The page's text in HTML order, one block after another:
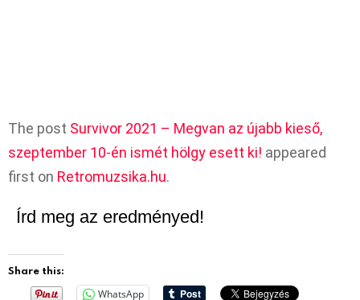
The post Survivor 2021 – Megvan az újabb kieső,
szeptember 10-én ismét hölgy esett ki! appeared
first on Retromuzsika.hu.
Írd meg az eredményed!
Share this:
WhatsApp